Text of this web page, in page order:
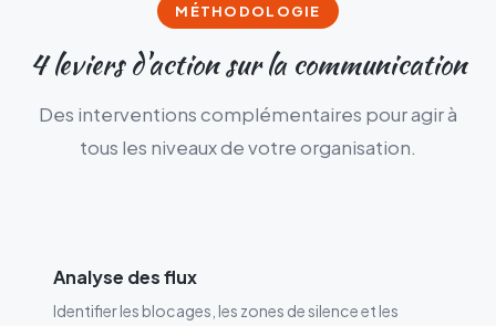
MÉTHODOLOGIE
4leviers d'action sur la communication
Des interventions complémentaires pour agir à
tous les niveaux de votre organisation.
Analyse des flux
Identifier les blocages, les zones de silence et les